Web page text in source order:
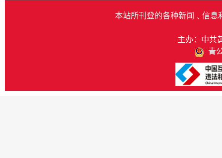
本站所刊登的各种新闻﹑信息
主办：中共
青